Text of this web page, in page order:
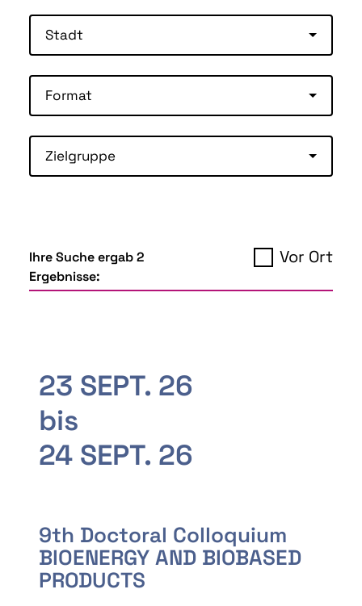
Stadt
Format
Zielgruppe
Ihre Suche ergab 2
Ergebnisse:
Vor Ort
23 SEPT. 26
bis
24 SEPT. 26
9th Doctoral Colloquium
BIOENERGY AND BIOBASED
PRODUCTS